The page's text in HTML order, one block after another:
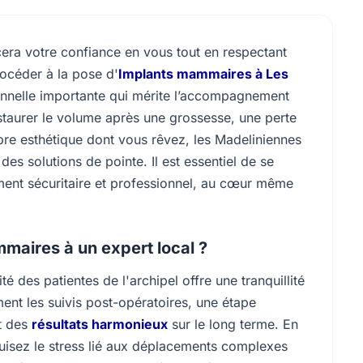
votre confiance en vous tout en respectant
à la pose d'Implants mammaires à Les
importante qui mérite l’accompagnement
le volume après une grossesse, une perte
esthétique dont vous rêvez, les Madeliniennes
solutions de pointe. Il est essentiel de se
sécuritaire et professionnel, au cœur même
à un expert local ?
des patientes de l'archipel offre une tranquillité
les suivis post-opératoires, une étape
des résultats harmonieux sur le long terme. En
le stress lié aux déplacements complexes